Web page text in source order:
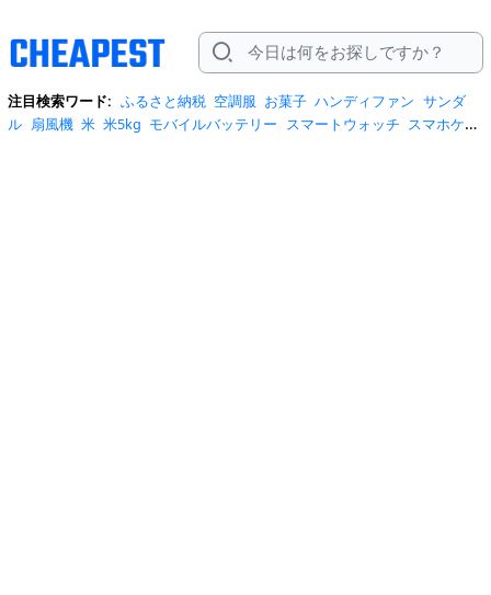
注目検索ワード: ふるさと納税 空調服 お菓子 ハンディファン サンダ
ル 扇風機 米 米5kg モバイルバッテリー スマートウォッチ スマホケー